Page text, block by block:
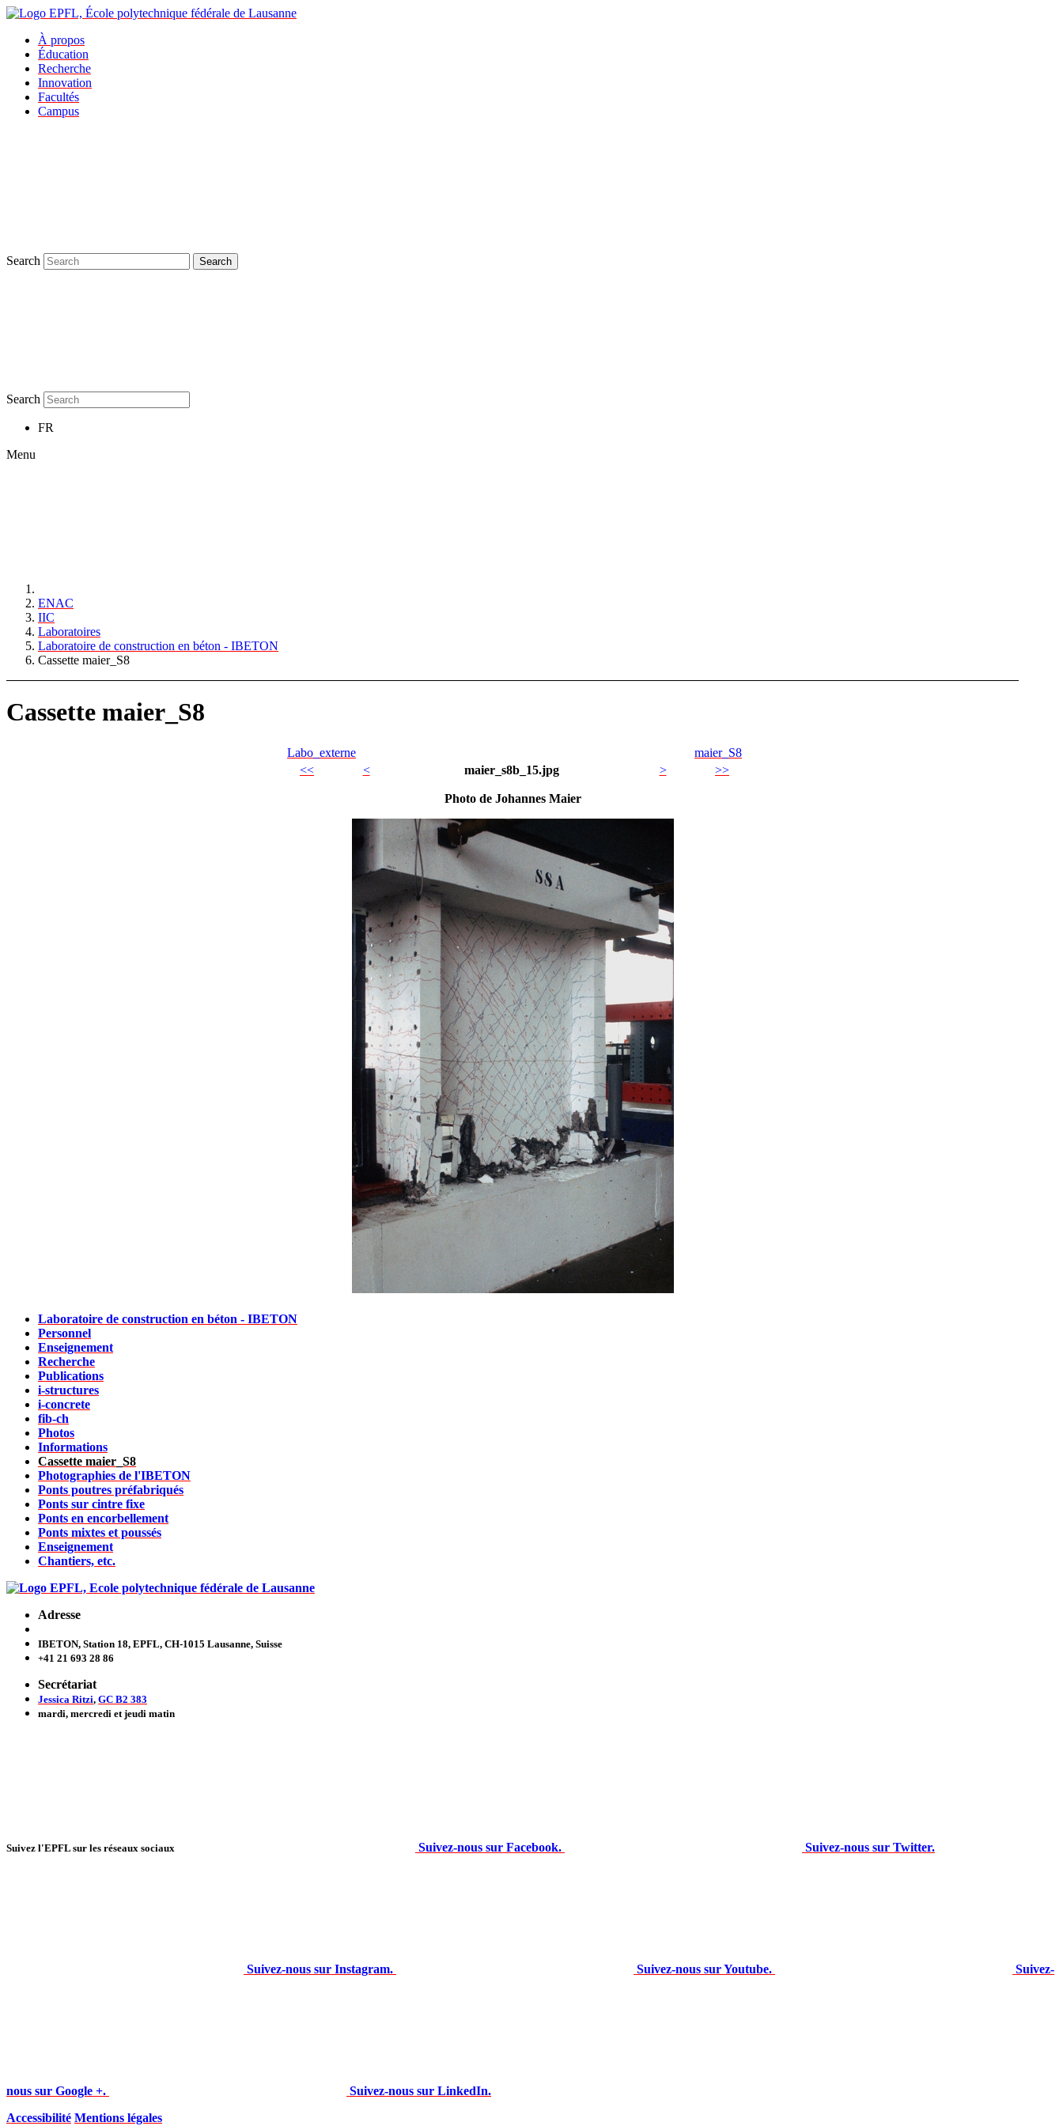
À propos
Éducation
Recherche
Innovation
Facultés
Campus
Search Search
Search
FR
Menu
ENAC
IIC
Laboratoires
Laboratoire de construction en béton - IBETON
Cassette maier_S8
Cassette maier_S8
Labo_externe
maier_S8
<<
< maier_s8b_15.jpg > >>
Photo de Johannes Maier
Laboratoire de construction en béton - IBETON
Personnel
Enseignement
Recherche
Publications
i-structures
i-concrete
fib-ch
Photos
Informations
Cassette maier_S8
Photographies de l'IBETON
Ponts poutres préfabriqués
Ponts sur cintre fixe
Ponts en encorbellement
Ponts mixtes et poussés
Enseignement
Chantiers, etc.
Adresse
IBETON, Station 18, EPFL, CH-1015 Lausanne, Suisse
+41 21 693 28 86
Secrétariat
Jessica Ritzi, GC B2 383
mardi, mercredi et jeudi matin
Suivez l'EPFL sur les réseaux sociaux Suivez-nous sur Facebook. Suivez-nous sur Twitter.
Suivez-nous sur Instagram. Suivez-nous sur Youtube. Suivez-
nous sur Google +.
Suivez-nous sur LinkedIn.
Accessibilité Mentions légales